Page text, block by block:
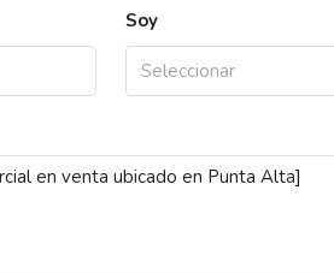
Soy
Seleccionar